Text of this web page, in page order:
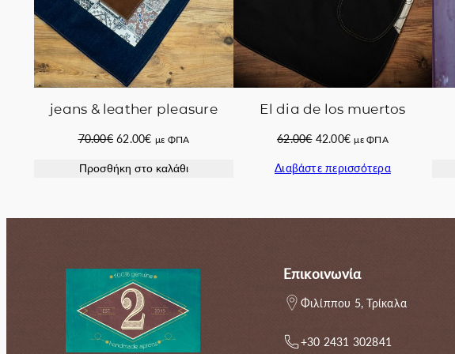
jeans & leather pleasure
70.00€ Original
was:
62.00€Η
τιμή
με ΦΠΑ
Προσθήκη στο καλάθι
El dia de los muertos
62.00€ Original
was:
42.00€Η
τιμή
με ΦΠΑ
Διαβάστε περισσότερα
Επικοινωνία
Φιλίππου 5, Τρίκαλα
+30 2431 302841